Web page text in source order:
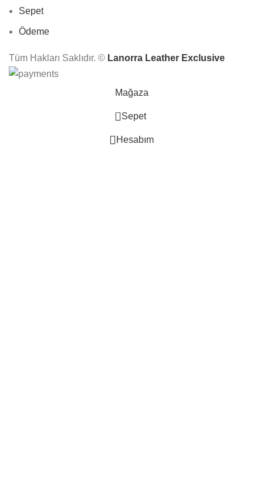
Sepet
Ödeme
Tüm Hakları Saklıdır. © Lanorra Leather Exclusive
Mağaza
0 Sepet
Hesabım